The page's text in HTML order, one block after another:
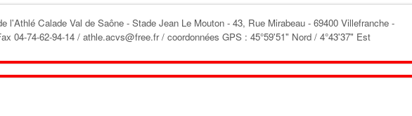
l'Athlé Calade Val de Saône - Stade Jean Le Mouton - 43, Rue Mirabeau - 69400 Villefranche -
04-74-62-94-14 / athle.acvs@free.fr / coordonnées GPS : 45°59'51" Nord / 4°43'37" Est